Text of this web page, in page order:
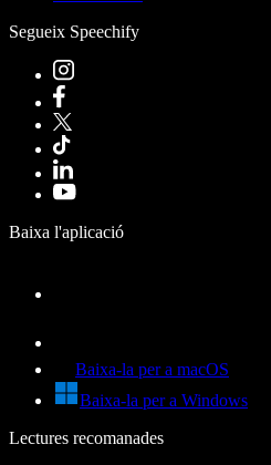
Segueix Speechify
Baixa l'aplicació
Baixa-la per a macOS
Baixa-la per a Windows
Lectures recomanades